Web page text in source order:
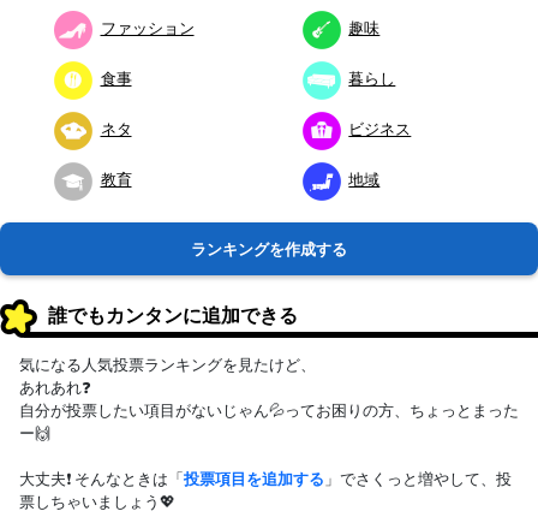
ファッション 趣味
食事 暮らし
ネタ ビジネス
教育 地域
ランキングを作成する
誰でもカンタンに追加できる
気になる人気投票ランキングを見たけど、
あれあれ❓
自分が投票したい項目がないじゃん💦ってお困りの方、ちょっとまった
ー🙌
大丈夫❗ そんなときは「 投票項目を追加する 」でさくっと増やして、投
票しちゃいましょう💖